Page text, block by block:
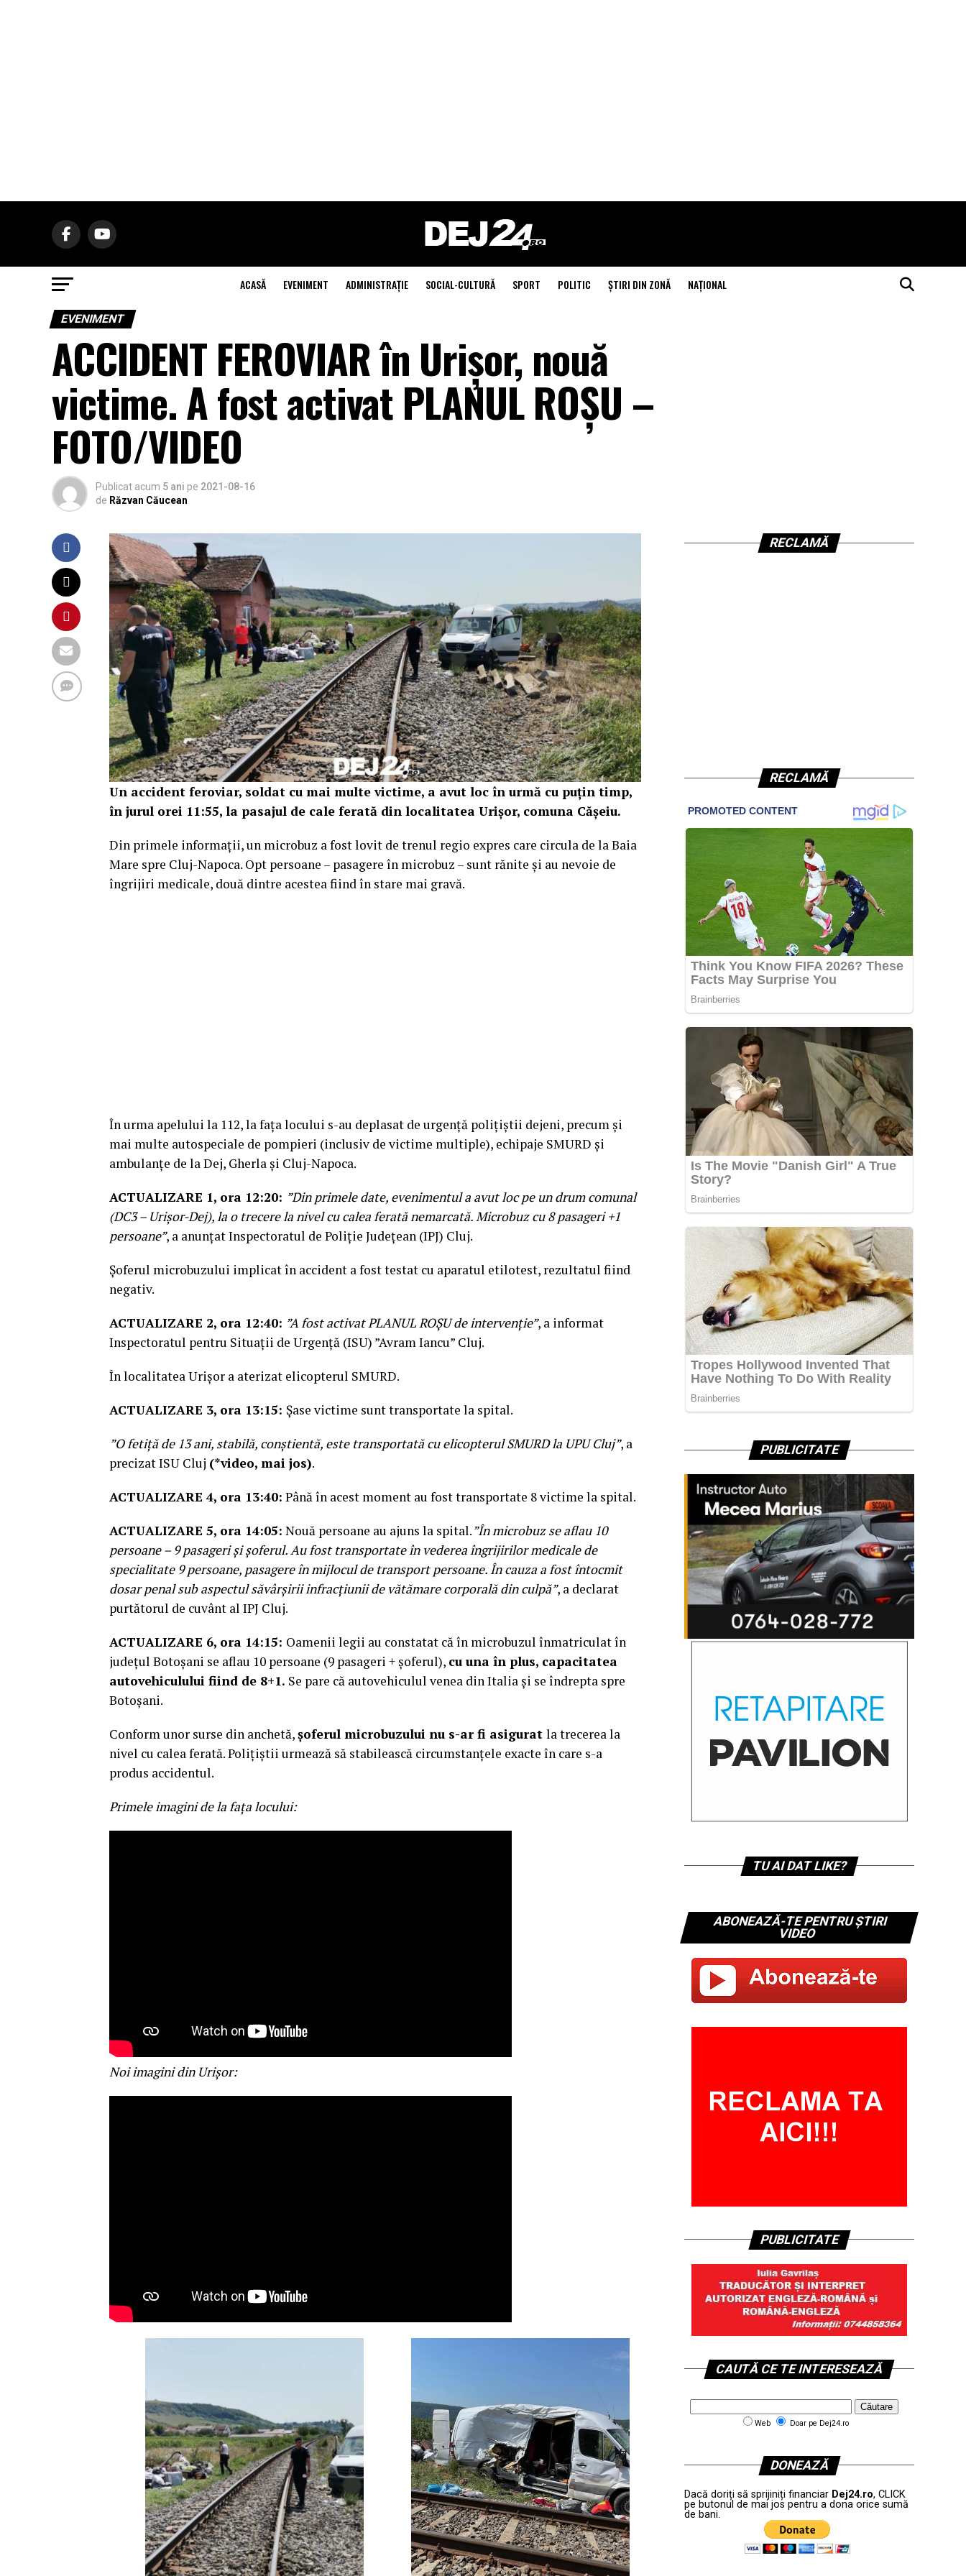
ACASĂ EVENIMENT ADMINISTRAŢIE SOCIAL-CULTURĂ SPORT POLITIC ŞTIRI DIN ZONĂ NAŢIONAL
EVENIMENT
ACCIDENT FEROVIAR în Urișor, nouă
victime. A fost activat PLANUL ROȘU –
FOTO/VIDEO
Publicat acum 5 ani pe 2021-08-16
de Răzvan Căucean
Un accident feroviar, soldat cu mai multe victime, a avut loc în urmă cu puțin timp,
în jurul orei 11:55, la pasajul de cale ferată din localitatea Urișor, comuna Cășeiu.
Din primele informații, un microbuz a fost lovit de trenul regio expres care circula de la Baia
Mare spre Cluj-Napoca. Opt persoane – pasagere în microbuz – sunt rănite și au nevoie de
îngrijiri medicale, două dintre acestea fiind în stare mai gravă.
În urma apelului la 112, la fața locului s-au deplasat de urgență polițiștii dejeni, precum și
mai multe autospeciale de pompieri (inclusiv de victime multiple), echipaje SMURD și
ambulanțe de la Dej, Gherla și Cluj-Napoca.
ACTUALIZARE 1, ora 12:20: ”Din primele date, evenimentul a avut loc pe un drum comunal
(DC3 – Urișor-Dej), la o trecere la nivel cu calea ferată nemarcată. Microbuz cu 8 pasageri +1
persoane”, a anunțat Inspectoratul de Poliție Județean (IPJ) Cluj.
Șoferul microbuzului implicat în accident a fost testat cu aparatul etilotest, rezultatul fiind
negativ.
ACTUALIZARE 2, ora 12:40: ”A fost activat PLANUL ROȘU de intervenție”, a informat
Inspectoratul pentru Situații de Urgență (ISU) ”Avram Iancu” Cluj.
În localitatea Urișor a aterizat elicopterul SMURD.
ACTUALIZARE 3, ora 13:15: Șase victime sunt transportate la spital.
”O fetiță de 13 ani, stabilă, conștientă, este transportată cu elicopterul SMURD la UPU Cluj”, a
precizat ISU Cluj (*video, mai jos).
ACTUALIZARE 4, ora 13:40: Până în acest moment au fost transportate 8 victime la spital.
ACTUALIZARE 5, ora 14:05: Nouă persoane au ajuns la spital.”În microbuz se aflau 10
persoane – 9 pasageri și șoferul. Au fost transportate în vederea îngrijirilor medicale de
specialitate 9 persoane, pasagere în mijlocul de transport persoane. În cauza a fost întocmit
dosar penal sub aspectul săvârșirii infracțiunii de vătămare corporală din culpă”, a declarat
purtătorul de cuvânt al IPJ Cluj.
ACTUALIZARE 6, ora 14:15: Oamenii legii au constatat că în microbuzul înmatriculat în
județul Botoșani se aflau 10 persoane (9 pasageri + șoferul), cu una în plus, capacitatea
autovehiculului fiind de 8+1. Se pare că autovehiculul venea din Italia și se îndrepta spre
Botoșani.
Conform unor surse din anchetă,șoferul microbuzului nu s-ar fi asigurat la trecerea la
nivel cu calea ferată. Polițiștii urmează să stabilească circumstanțele exacte în care s-a
produs accidentul.
Primele imagini de la fața locului:
Noi imagini din Urișor:
RECLAMĂ
RECLAMĂ
PUBLICITATE
TU AI DAT LIKE?
ABONEAZĂ-TE PENTRU ȘTIRI
VIDEO
PUBLICITATE
CAUTĂ CE TE INTERESEAZĂ
Web Doar pe Dej24.ro
DONEAZĂ
Dacă doriți să sprijiniți financiar Dej24.ro, CLICK
pe butonul de mai jos pentru a dona orice sumă
de bani.